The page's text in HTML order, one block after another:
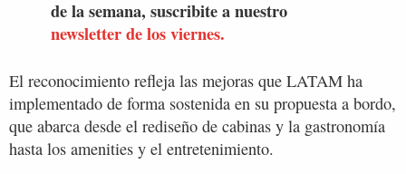
de la semana, suscribite a nuestro
newsletter de los viernes.
El reconocimiento refleja las mejoras que LATAM ha
implementado de forma sostenida en su propuesta a bordo,
que abarca desde el rediseño de cabinas y la gastronomía
hasta los amenities y el entretenimiento.